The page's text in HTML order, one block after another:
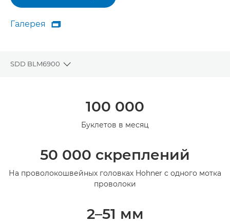
Галерея
Галерея

SDD BLM6900
Toggle breadcrumbs
100 000
Буклетов в месяц
50 000 скреплений
На проволокошвейных головках Hohner с одного мотка
проволоки
2–51 мм